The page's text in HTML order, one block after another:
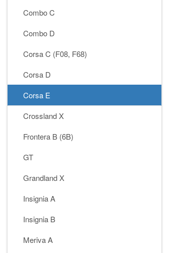
Combo C
Combo D
Corsa C (F08, F68)
Corsa D
Corsa E
Crossland X
Frontera B (6B)
GT
Grandland X
Insignia A
Insignia B
Meriva A